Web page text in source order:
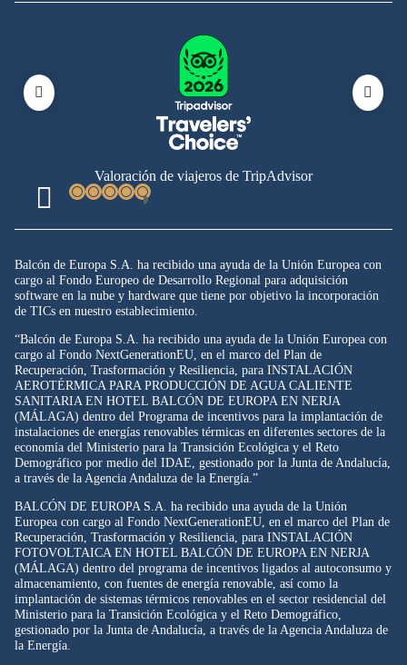
Valoración de viajeros de TripAdvisor
Balcón de Europa S.A. ha recibido una ayuda de la Unión Europea con
cargo al Fondo Europeo de Desarrollo Regional para adquisición
software en la nube y hardware que tiene por objetivo la incorporación
de TICs en nuestro establecimiento.
“Balcón de Europa S.A. ha recibido una ayuda de la Unión Europea con
cargo al Fondo NextGenerationEU, en el marco del Plan de
Recuperación, Trasformación y Resiliencia, para INSTALACIÓN
AEROTÉRMICA PARA PRODUCCIÓN DE AGUA CALIENTE
SANITARIA EN HOTEL BALCÓN DE EUROPA EN NERJA
(MÁLAGA) dentro del Programa de incentivos para la implantación de
instalaciones de energías renovables térmicas en diferentes sectores de la
economía del Ministerio para la Transición Ecológica y el Reto
Demográfico por medio del IDAE, gestionado por la Junta de Andalucía,
a través de la Agencia Andaluza de la Energía.”
BALCÓN DE EUROPA S.A. ha recibido una ayuda de la Unión
Europea con cargo al Fondo NextGenerationEU, en el marco del Plan de
Recuperación, Trasformación y Resiliencia, para INSTALACIÓN
FOTOVOLTAICA EN HOTEL BALCÓN DE EUROPA EN NERJA
(MÁLAGA) dentro del programa de incentivos ligados al autoconsumo y
almacenamiento, con fuentes de energía renovable, así como la
implantación de sistemas térmicos renovables en el sector residencial del
Ministerio para la Transición Ecológica y el Reto Demográfico,
gestionado por la Junta de Andalucía, a través de la Agencia Andaluza de
la Energía.